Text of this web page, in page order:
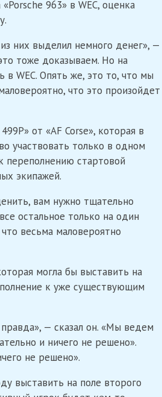
963» в WEC, оценка
них выделил немного денег», —
тоже доказываем. Но на
WEC. Опять же, это то, что мы
что это произойдет
от «AF Corse», которая в
участвовать только в одном
переполнению стартовой
экипажей.
вам нужно тщательно
остальное только на один
весьма маловероятно
могла бы выставить на
к уже существующим
— сказал он. «Мы ведем
и ничего не решено».
не решено».
выставить на поле второго